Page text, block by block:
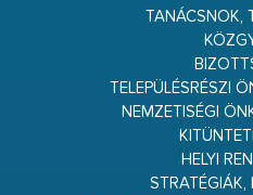
TANÁCSNOK,
TELEPÜLÉSRÉSZI
NEMZETISÉGI
HELYI
STRATÉGIÁK,